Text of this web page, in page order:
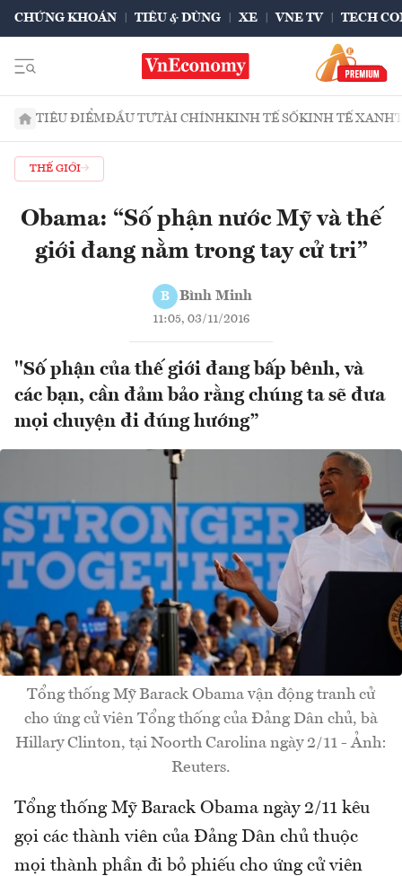
CHỨNG KHOÁN TIÊU & DÙNG XE VNE TV TECH
TIÊU ĐIỂMĐẦU TƯTÀI CHÍNHKINH TẾ SỐKINH TẾ XANH
THẾ GIỚI
Obama: “Số phận nước Mỹ và thế
giới đang nằm trong tay cử tri”
B Bình Minh
11:05, 03/11/2016
''Số phận của thế giới đang bấp bênh, và
các bạn, cần đảm bảo rằng chúng ta sẽ đưa
mọi chuyện đi đúng hướng”
Tổng thống Mỹ Barack Obama vận động tranh cử
cho ứng cử viên Tổng thống của Đảng Dân chủ, bà
Hillary Clinton, tại Noorth Carolina ngày 2/11 - Ảnh:
Reuters.
Tổng thống Mỹ Barack Obama ngày 2/11 kêu
gọi các thành viên của Đảng Dân chủ thuộc
mọi thành phần đi bỏ phiếu cho ứng cử viên